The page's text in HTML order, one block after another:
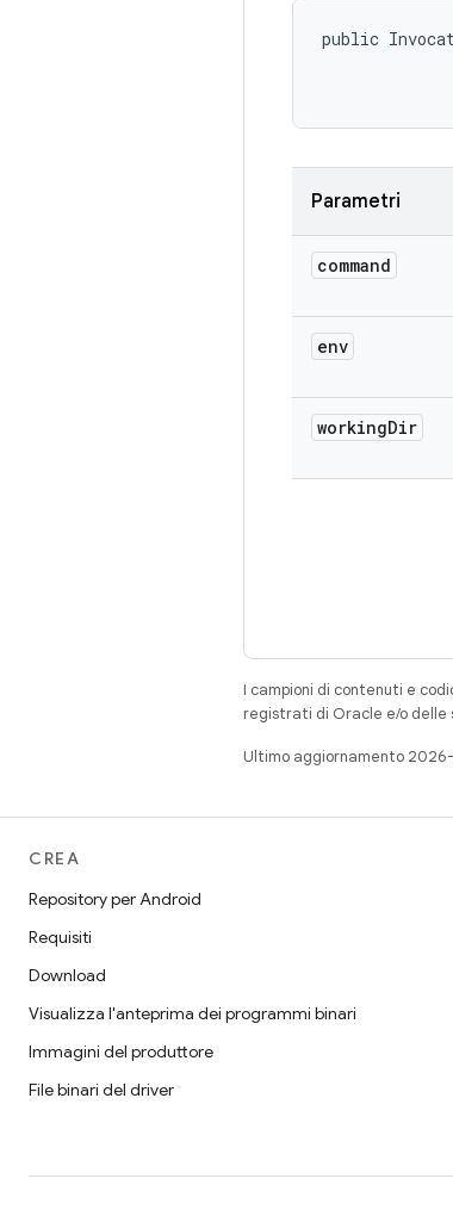
public
Parametri
command
env
workingDir
I campioni di contenuti e
registrati di Oracle e/o delle
Ultimo aggiornamento
CREA
Repository per Android
Requisiti
Download
Visualizza l'anteprima dei programmi binari
Immagini del produttore
File binari del driver